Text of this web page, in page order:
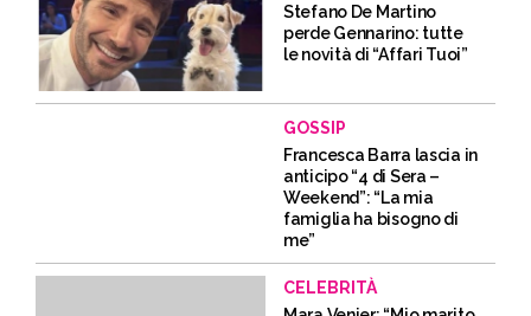
Stefano De Martino
perde Gennarino: tutte
le novità di “Affari Tuoi”
GOSSIP
Francesca Barra lascia in
anticipo “4 di Sera –
Weekend”: “La mia
famiglia ha bisogno di
me”
CELEBRITÀ